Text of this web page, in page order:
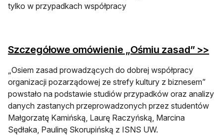
tylko w przypadkach współpracy
Szczegółowe omówienie „Ośmiu zasad” >>
„Osiem zasad prowadzących do dobrej współpracy
organizacji pozarządowej ze strefy kultury z biznesem”
powstało na podstawie studiów przypadków oraz analizy
danych zastanych przeprowadzonych przez studentów
Małgorzatę Kamińską, Laurę Raczyńską, Marcina
Sędłaka, Paulinę Skorupińską z ISNS UW.